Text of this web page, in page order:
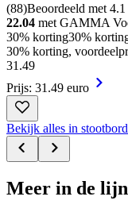
(88)Beoordeeld met
22.04 met GAMMA
30% korting30%
30% korting,
31 .49
Prijs: 31.49 euro
Bekijk alles in stootbord
Meer in de